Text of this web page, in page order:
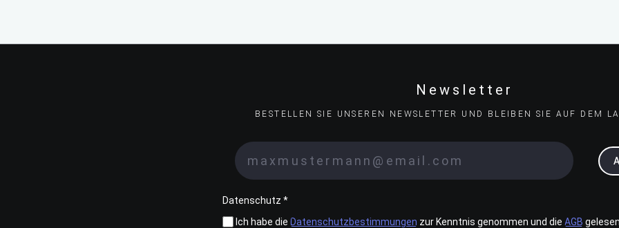
Newsletter
BESTELLEN SIE UNSEREN NEWSLETTER UND BLEIBEN SIE AUF DEM
Datenschutz *
Ich habe die Datenschutzbestimmungen zur Kenntnis genommen und die AGB